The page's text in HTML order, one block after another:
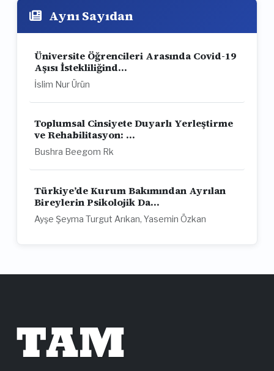
Aynı Sayıdan
Üniversite Öğrencileri Arasında Covid-19
Aşısı İstekliliğind...
İslim Nur Ürün
Toplumsal Cinsiyete Duyarlı Yerleştirme
ve Rehabilitasyon: ...
Bushra Beegom Rk
Türkiye’de Kurum Bakımından Ayrılan
Bireylerin Psikolojik Da...
Ayşe Şeyma Turgut Arıkan, Yasemin Özkan
TAM